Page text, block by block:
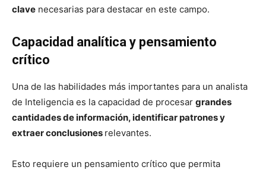
clave necesarias para destacar en este campo.
Capacidad analítica y pensamiento
crítico
Una de las habilidades más importantes para un analista
de Inteligencia es la capacidad de procesar grandes
cantidades de información, identificar patrones y
extraer conclusiones relevantes.
Esto requiere un pensamiento crítico que permita